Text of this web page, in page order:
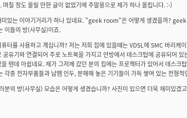
며칠 정도 올릴 만한 글이 없었기에 주말용으로 제가 하나 올립니다. :-)
미있는 이야기거리가 하나 있네요. "geek room"은 어떻게 생겼을까?
이들의 방(사무실)이죠.
터를 사용하고 계십니까? 저는 저희 집에 있을때는 VDSL에 SMC 바리케
공유기와 연결되어 주로 노트북을 가지고 안방에서 데스크탑에 공유되어
텐데 아쉽네요. 제가 그저께 갔던 분의 집에는 프로젝터가 있어서 데스크
각종 전자부품들과 납땜 인두, 분해해 놓은 기기들이 가득 쌓여 있는 전형
분의 방(사무실) 모습은 어떻게 생겼습니까? 사진이 있으면 더욱 재미있겠